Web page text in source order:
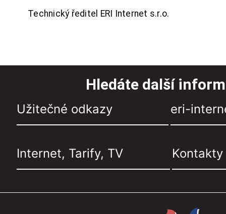
Technický ředitel ERI Internet s.r.o.
Hledáte další
Užitečné odkazy eri-
Internet, Tarify, TV Kontakty